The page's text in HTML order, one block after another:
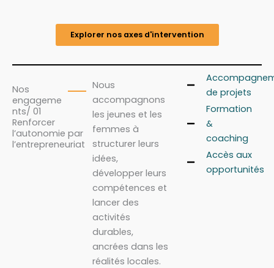
Explorer nos axes d'intervention
Nos
engageme
nts/ 01
Renforcer
l’autonomie par
l’entrepreneuriat
Nous
accompagnons
les jeunes et les
femmes à
structurer leurs
idées,
développer leurs
compétences et
lancer des
activités
durables,
ancrées dans les
réalités locales.
de projets
Formation
&
coaching
Accès aux
opportunités